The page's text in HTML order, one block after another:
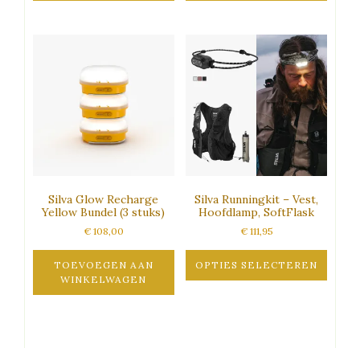
Silva Glow Recharge
Yellow Bundel (3 stuks)
€108,00
TOEVOEGEN AAN
WINKELWAGEN
Silva Runningkit – Vest,
Hoofdlamp, SoftFlask
€111,95
OPTIES SELECTEREN